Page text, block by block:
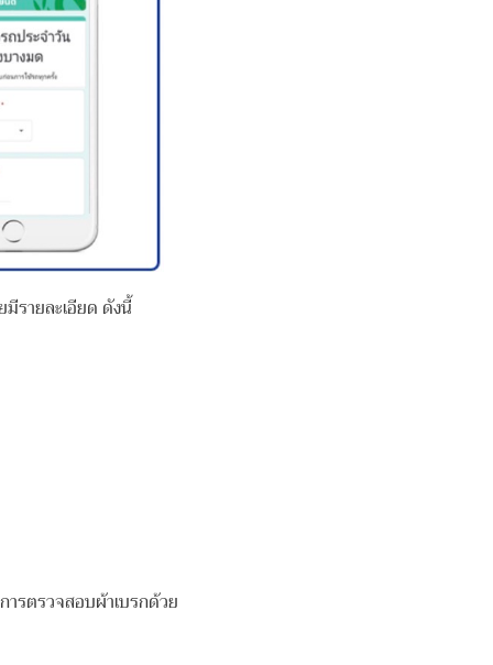
รายละเอียด ดังนี้
ารตรวจสอบผ้าเบรกด้วย